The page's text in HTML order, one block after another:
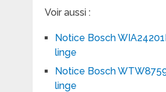
Voir aussi :
Notice Bosch
linge
Notice Bosch
linge